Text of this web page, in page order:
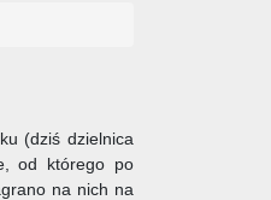
(dziś dzielnica
od którego po
na nich na